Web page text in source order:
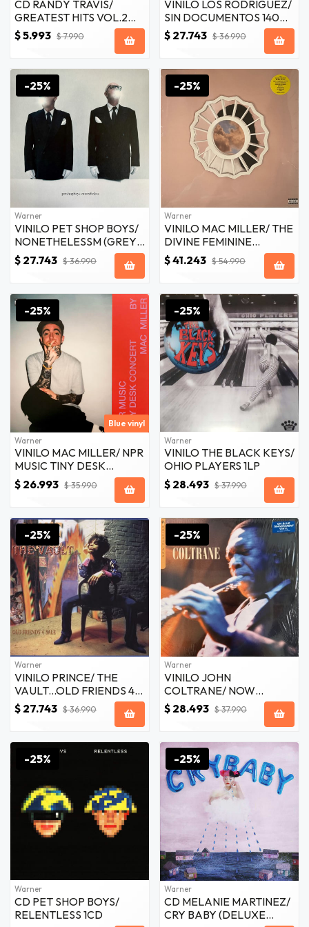
CD RANDY TRAVIS/
GREATEST HITS VOL.2
1CD
$ 5.993 $ 7.990
VINILO LOS RODRIGUEZ/
SIN DOCUMENTOS 140GR
1LP
$ 27.743 $ 36.990
-25%
Warner
VINILO PET SHOP BOYS/
NONETHELESSM (GREY
VINYL) 1LP
$ 27.743 $ 36.990
-25%
Warner
VINILO MAC MILLER/ THE
DIVINE FEMININE
(BLUEBERRY VINYL) 2LP
$ 41.243 $ 54.990
-25%
Blue vinyl
Warner
VINILO MAC MILLER/ NPR
MUSIC TINY DESK
CONCERT 1LP
$ 26.993 $ 35.990
-25%
Warner
VINILO THE BLACK KEYS/
OHIO PLAYERS 1LP
$ 28.493 $ 37.990
-25%
Warner
VINILO PRINCE/ THE
VAULT...OLD FRIENDS 4
SALE 1LP
$ 27.743 $ 36.990
-25%
Warner
VINILO JOHN
COLTRANE/ NOW
PLAYING BLUE
TRANSPARENT VINYL 1LP
$ 28.493 $ 37.990
-25%
Warner
CD PET SHOP BOYS/
RELENTLESS 1CD
-25%
Warner
CD MELANIE MARTINEZ/
CRY BABY (DELUXE